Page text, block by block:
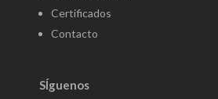
Certificados
Contacto
SÍguenos